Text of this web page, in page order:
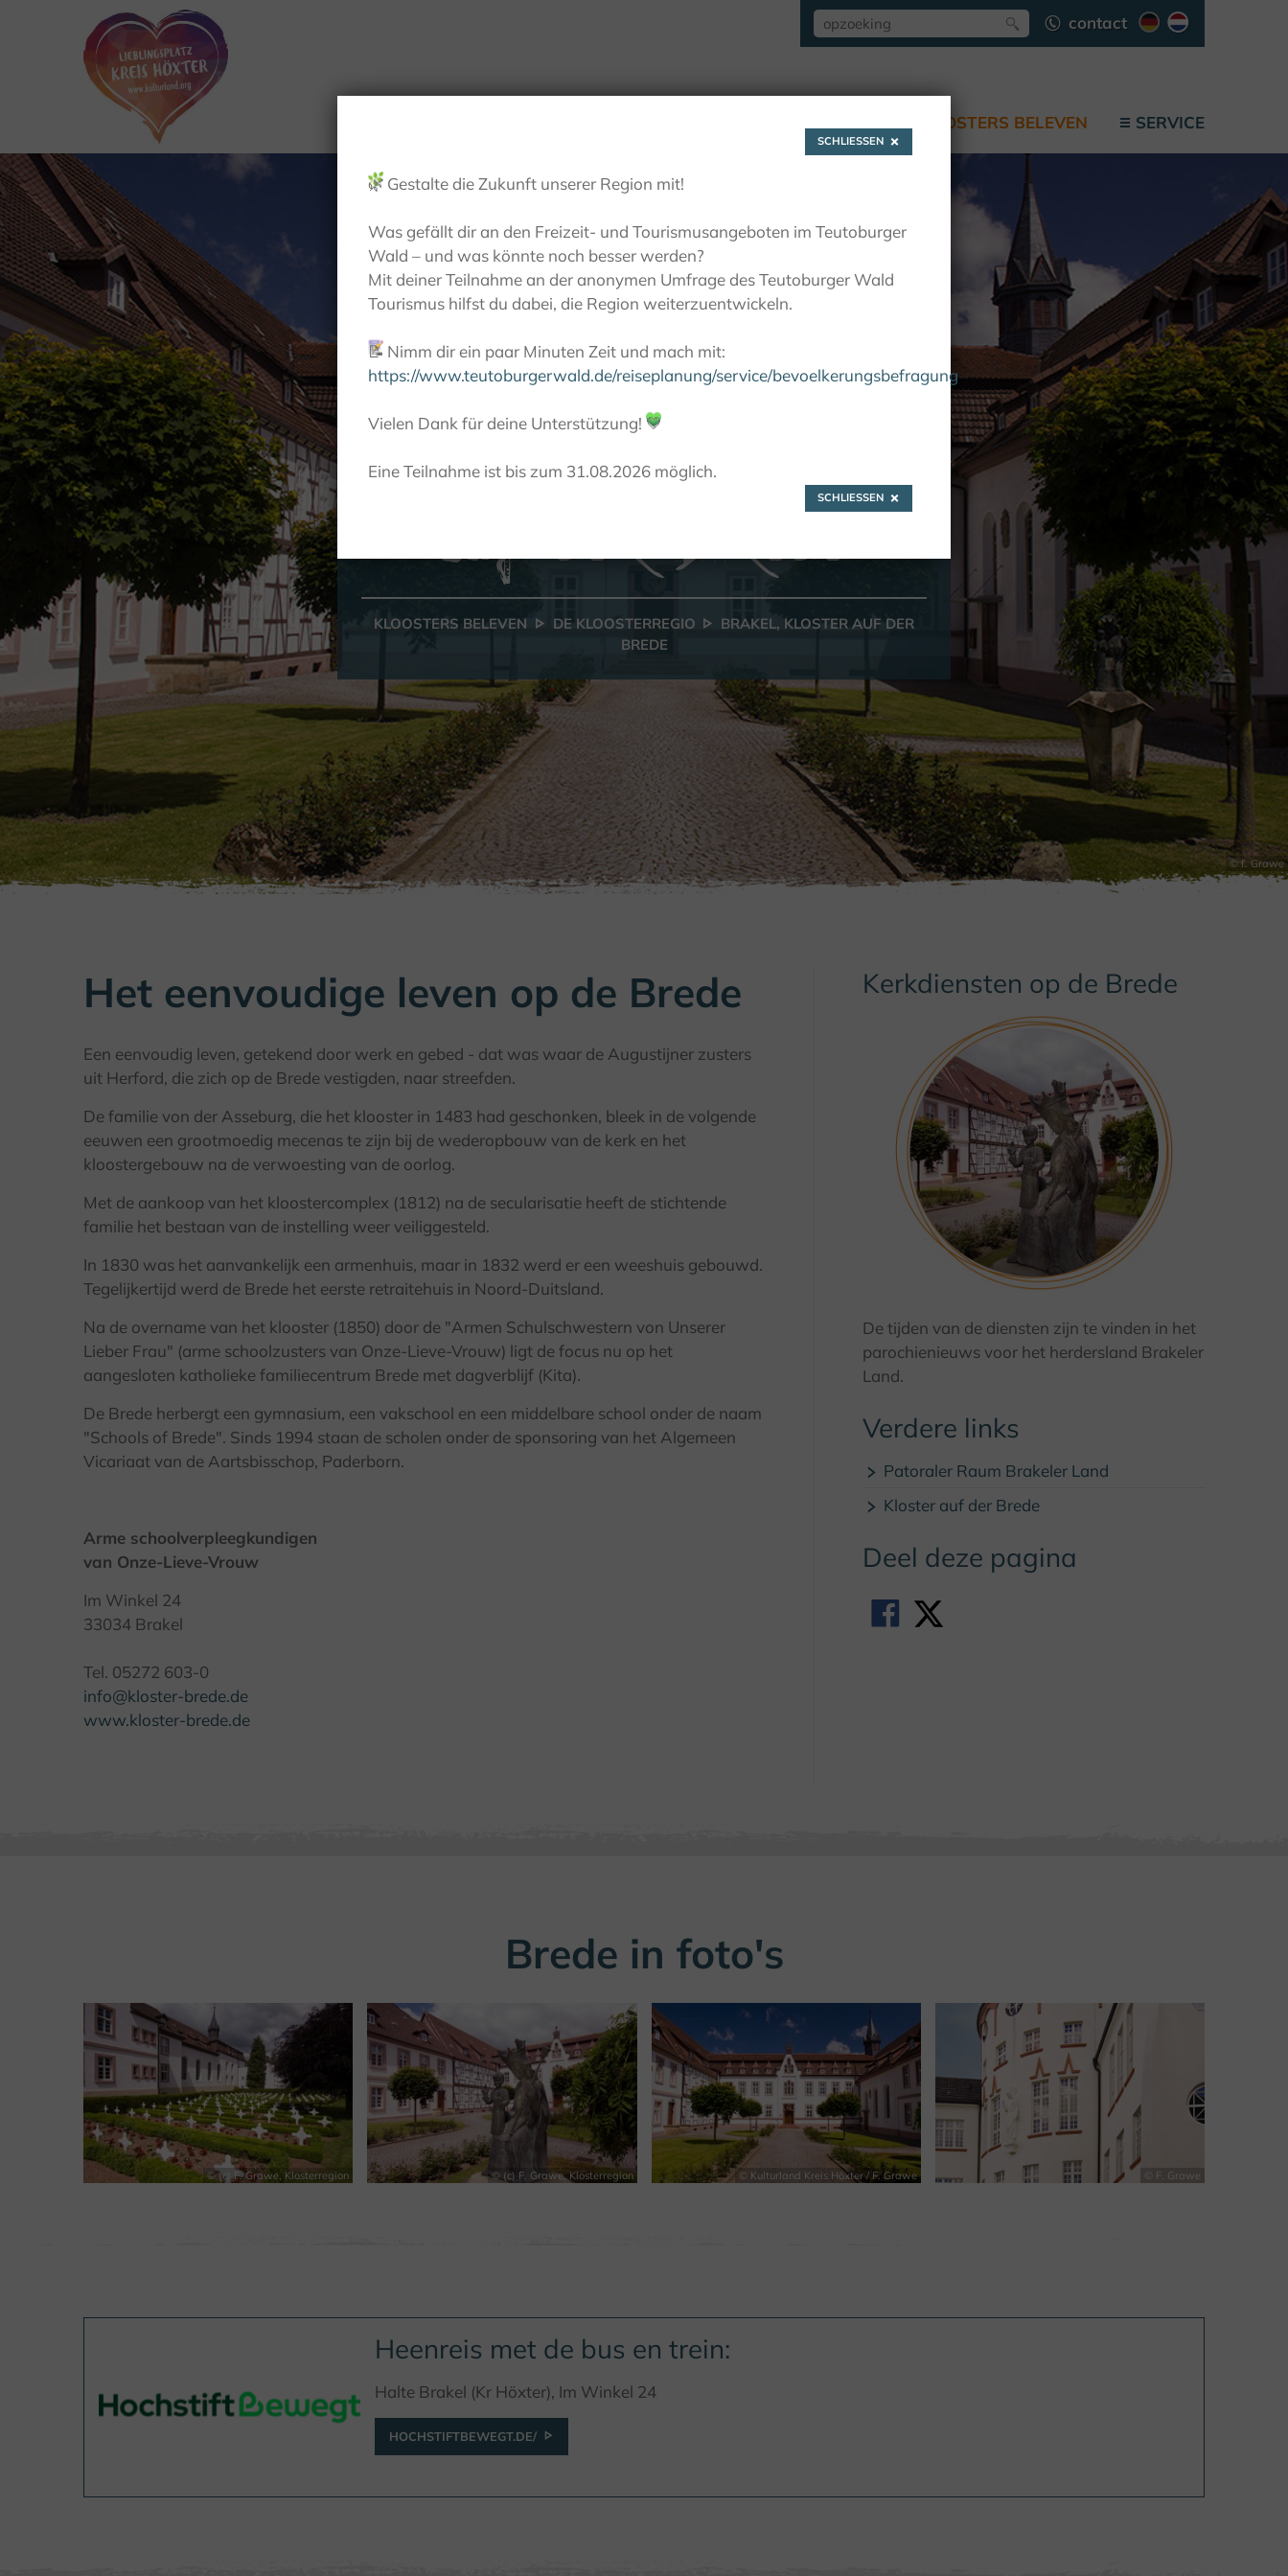
contact
KLOOSTERS BELEVEN SERVICE
Brakel, Kloster
auf der Brede
KLOOSTERS BELEVEN DE KLOOSTERREGIO
BRAKEL, KLOSTER AUF DER
BREDE
© f. Grawe
Het eenvoudige leven op de Brede
Een eenvoudig leven, getekend door werk en gebed - dat was waar de Augustijner zusters
uit Herford, die zich op de Brede vestigden, naar streefden.
De familie von der Asseburg, die het klooster in 1483 had geschonken, bleek in de volgende
eeuwen een grootmoedig mecenas te zijn bij de wederopbouw van de kerk en het
kloostergebouw na de verwoesting van de oorlog.
Met de aankoop van het kloostercomplex (1812) na de secularisatie heeft de stichtende
familie het bestaan van de instelling weer veiliggesteld.
In 1830 was het aanvankelijk een armenhuis, maar in 1832 werd er een weeshuis gebouwd.
Tegelijkertijd werd de Brede het eerste retraitehuis in Noord-Duitsland.
Na de overname van het klooster (1850) door de "Armen Schulschwestern von Unserer
Lieber Frau" (arme schoolzusters van Onze-Lieve-Vrouw) ligt de focus nu op het
aangesloten katholieke familiecentrum Brede met dagverblijf (Kita).
De Brede herbergt een gymnasium, een vakschool en een middelbare school onder de naam
"Schools of Brede". Sinds 1994 staan de scholen onder de sponsoring van het Algemeen
Vicariaat van de Aartsbisschop, Paderborn.
Arme schoolverpleegkundigen
van Onze-Lieve-Vrouw
Im Winkel 24
33034 Brakel
Tel. 05272 603-0
info@kloster-brede.de
www.kloster-brede.de
Kerkdiensten op de Brede
© (c) F. Grawe, Klosterregion
De tijden van de diensten zijn te vinden in het
parochienieuws voor het herdersland Brakeler
Land.
Verdere links
Patoraler Raum Brakeler Land
Kloster auf der Brede
Deel deze pagina
Brede in foto's
© (c) F. Grawe, Klosterregion © (c) F. Grawe, Klosterregion © Kulturland Kreis Höxter / F. Grawe © F. Grawe
Heenreis met de bus en trein:
Halte Brakel (Kr Höxter), Im Winkel 24
HOCHSTIFTBEWEGT.DE/
SCHLIESSEN
🌿 Gestalte die Zukunft unserer Region mit!
Was gefällt dir an den Freizeit- und Tourismusangeboten im Teutoburger
Wald – und was könnte noch besser werden?
Mit deiner Teilnahme an der anonymen Umfrage des Teutoburger Wald
Tourismus hilfst du dabei, die Region weiterzuentwickeln.
📝 Nimm dir ein paar Minuten Zeit und mach mit:
https://www.teutoburgerwald.de/reiseplanung/service/bevoelkerungsbefragung
Vielen Dank für deine Unterstützung! 💚
Eine Teilnahme ist bis zum 31.08.2026 möglich.
SCHLIESSEN